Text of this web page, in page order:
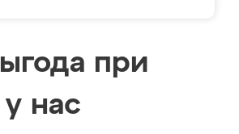
при
у нас